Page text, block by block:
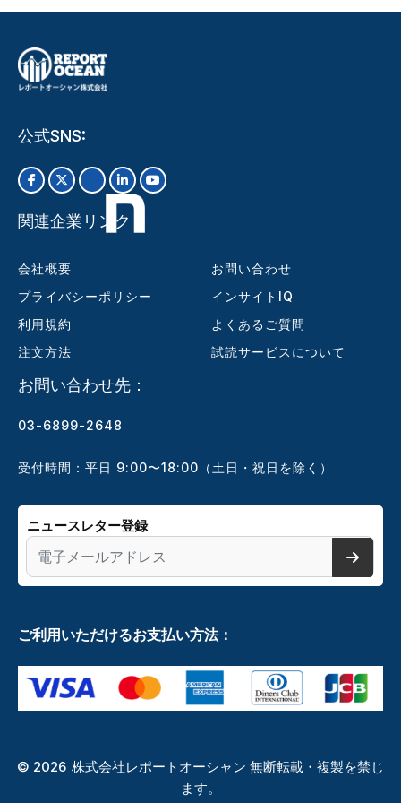
公式SNS:
関連企業リンク
会社概要
プライバシーポリシー
利用規約
注文方法
お問い合わせ
インサイトIQ
よくあるご質問
試読サービスについて
お問い合わせ先：
03-6899-2648
受付時間：平日 9:00〜18:00（土日・祝日を除く）
ニュースレター登録
ご利用いただけるお支払い方法：
© 2026 株式会社レポートオーシャン 無断転載・複製を禁じ
ます。